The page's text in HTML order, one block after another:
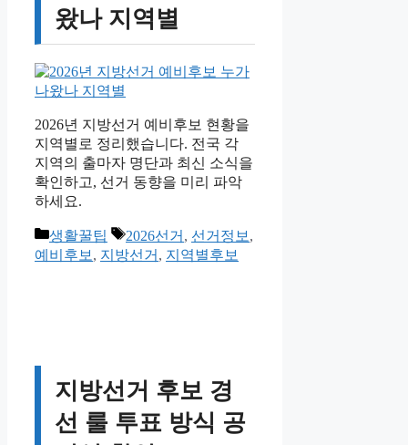
왔나 지역별
2026년 지방선거 예비후보 현황을
지역별로 정리했습니다. 전국 각
지역의 출마자 명단과 최신 소식을
확인하고, 선거 동향을 미리 파악
하세요.
카
테
생활꿀팁
태
그
2026선거 , 선거정보 ,
예비후보 , 지방선거 , 지역별후보
지방선거 후보 경
선 룰 투표 방식 공